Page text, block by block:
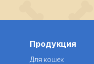
Продукция
Для кошек